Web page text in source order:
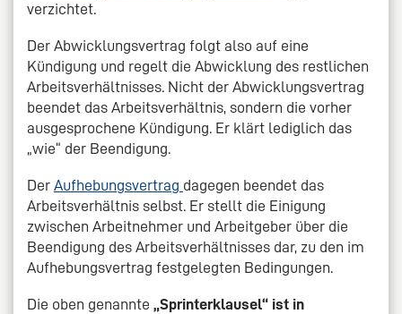
verzichtet.
Der Abwicklungsvertrag folgt also auf eine
Kündigung und regelt die Abwicklung des restlichen
Arbeitsverhältnisses. Nicht der Abwicklungsvertrag
beendet das Arbeitsverhältnis, sondern die vorher
ausgesprochene Kündigung. Er klärt lediglich das
„wie“ der Beendigung.
Der Aufhebungsvertrag dagegen beendet das
Arbeitsverhältnis selbst. Er stellt die Einigung
zwischen Arbeitnehmer und Arbeitgeber über die
Beendigung des Arbeitsverhältnisses dar, zu den im
Aufhebungsvertrag festgelegten Bedingungen.
Die oben genannte „Sprinterklausel“ ist in